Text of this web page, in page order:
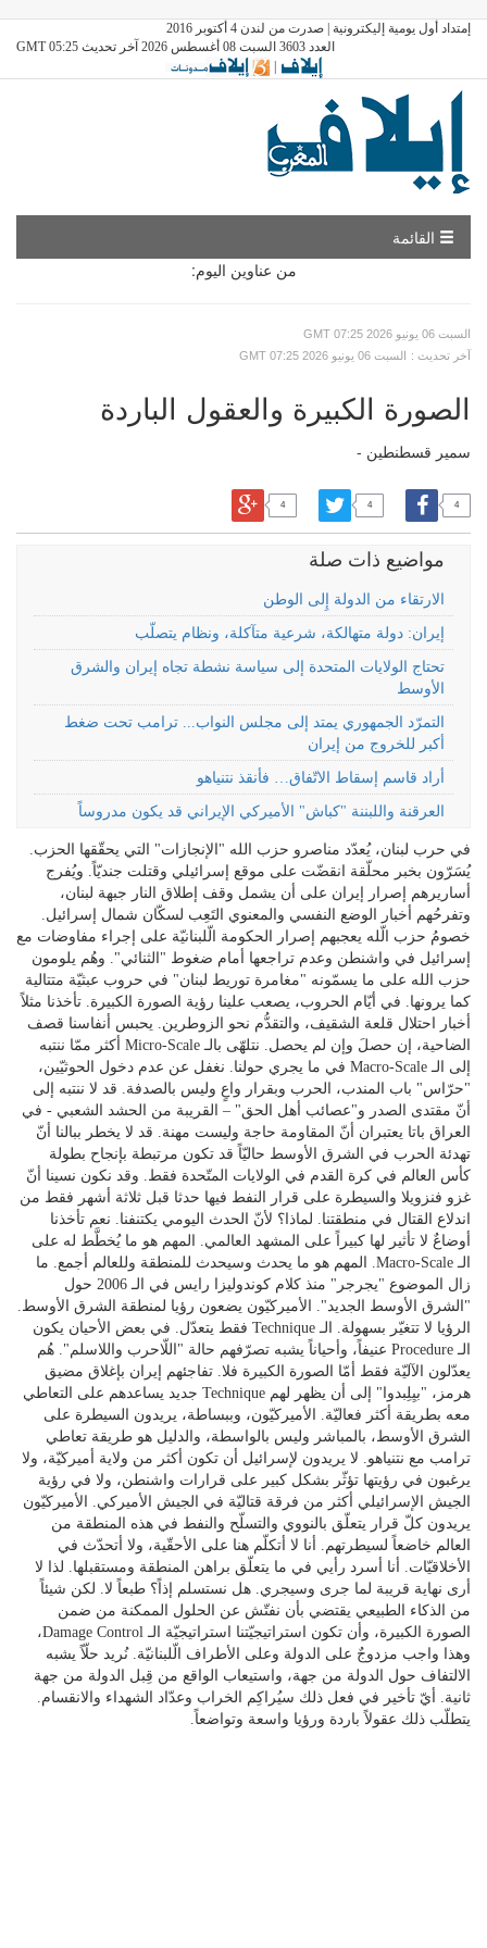
إمتداد أول يومية إليكترونية | صدرت من لندن 4 أكتوبر 2016
العدد 3603 السبت 08 أغسطس 2026 آخر تحديث GMT 05:25
|
القائمة
من عناوين اليوم:
GMT السبت 06 يونيو 2026 07:25
GMT السبت 06 يونيو 2026 07:25
: آخر تحديث
الصورة الكبيرة والعقول الباردة
سمير قسطنطين -
4
4
4
مواضيع ذات صلة
الارتقاء من الدولة إِلى الوطن
إيران: دولة متهالكة، شرعية متآكلة، ونظام يتصلّب
تحتاج الولايات المتحدة إلى سياسة نشطة تجاه إيران والشرق
الأوسط
التمرّد الجمهوري يمتد إلى مجلس النواب... ترامب تحت ضغط
أكبر للخروج من إيران
أراد قاسم إسقاط الاتّفاق… فأنقذ نتنياهو
العرقنة واللبننة "كباش" الأميركي الإيراني قد يكون مدروساً
في حرب لبنان، يُعدّد مناصرو حزب الله "الإنجازات" التي يحقّقها الحزب.
يُسَرّون بخبر محلّقة انقضّت على موقع إسرائيلي وقتلت جنديّاً. ويُفرج
أساريرهم إصرار إيران على أن يشمل وقف إطلاق النار جبهة لبنان،
وتفرحُهم أخبار الوضع النفسي والمعنوي التَعِب لسكّان شمال إسرائيل.
خصومُ حزب الّله يعجبهم إصرار الحكومة الّلبنانيّة على إجراء مفاوضات مع
إسرائيل في واشنطن وعدم تراجعها أمام ضغوط "الثنائي". وهُم يلومون
حزب الله على ما يسمّونه "مغامرة توريط لبنان" في حروب عبثيّة متتالية
كما يرونها. في أيّام الحروب، يصعب علينا رؤية الصورة الكبيرة. تأخذنا مثلاً
أخبار احتلال قلعة الشقيف، والتقدُّم نحو الزوطرين. يحبس أنفاسنا قصف
الضاحية، إن حصلَ وإن لم يحصل. نتلهّى بالـ Micro-Scale أكثر ممّا ننتبه
إلى الـ Macro-Scale في ما يجري حولنا. نغفل عن عدم دخول الحوثيّين،
"حرّاس" باب المندب، الحرب وبقرار واعٍ وليس بالصدفة. قد لا ننتبه إلى
أنّ مقتدى الصدر و"عصائب أهل الحق" – القريبة من الحشد الشعبي - في
العراق باتا يعتبران أنّ المقاومة حاجة وليست مهنة. قد لا يخطر ببالنا أنّ
تهدئة الحرب في الشرق الأوسط حاليّاً قد تكون مرتبطة بإنجاح بطولة
كأس العالم في كرة القدم في الولايات المتّحدة فقط. وقد نكون نسينا أنّ
غزو فنزويلا والسيطرة على قرار النفط فيها حدثا قبل ثلاثة أشهر فقط من
اندلاع القتال في منطقتنا. لماذا؟ لأنّ الحدث اليومي يكتنفنا. نعم تأخذنا
أوضاعٌ لا تأثير لها كبيراً على المشهد العالمي. المهم هو ما يُخطَّط له على
الـ Macro-Scale. المهم هو ما يحدث وسيحدث للمنطقة وللعالم أجمع. ما
زال الموضوع "يجرجر" منذ كلام كوندوليزا رايس في الـ 2006 حول
"الشرق الأوسط الجديد". الأميركيّون يضعون رؤيا لمنطقة الشرق الأوسط.
الرؤيا لا تتغيّر بسهولة. الـ Technique فقط يتعدّل. في بعض الأحيان يكون
الـ Procedure عنيفاً، وأحياناً يشبه تصرّفهم حالة "اللّاحرب واللاسلم". هُم
يعدّلون الآليّة فقط أمّا الصورة الكبيرة فلا. تفاجئهم إيران بإغلاق مضيق
هرمز، "بيِلِبدوا" إلى أن يظهر لهم Technique جديد يساعدهم على التعاطي
معه بطريقة أكثر فعاليّة. الأميركيّون، وببساطة، يريدون السيطرة على
الشرق الأوسط، بالمباشر وليس بالواسطة، والدليل هو طريقة تعاطي
ترامب مع نتنياهو. لا يريدون لإسرائيل أن تكون أكثر من ولاية أميركيّة، ولا
يرغبون في رؤيتها تؤثّر بشكل كبير على قرارات واشنطن، ولا في رؤية
الجيش الإسرائيلي أكثر من فرقة قتاليّة في الجيش الأميركي. الأميركيّون
يريدون كلّ قرار يتعلّق بالنووي والتسلّح والنفط في هذه المنطقة من
العالم خاضعاً لسيطرتهم. أنا لا أتكلّم هنا على الأحقّية، ولا أتحدّث في
الأخلاقيّات. أنا أسرد رأيي في ما يتعلّق براهن المنطقة ومستقبلها. لذا لا
أرى نهاية قريبة لما جرى وسيجري. هل نستسلم إذاً؟ طبعاً لا. لكن شيئاً
من الذكاء الطبيعي يقتضي بأن نفتّش عن الحلول الممكنة من ضمن
الصورة الكبيرة، وأن تكون استراتيجيّتنا استراتيجيّة الـ Damage Control،
وهذا واجب مزدوجٌ على الدولة وعلى الأطراف الّلبنانيّة. نُريد حلّاً يشبه
الالتفاف حول الدولة من جهة، واستيعاب الواقع من قِبل الدولة من جهة
ثانية. أيّ تأخير في فعل ذلك سيُراكِم الخراب وعدّاد الشهداء والانقسام.
يتطلّب ذلك عقولاً باردة ورؤيا واسعة وتواضعاً.